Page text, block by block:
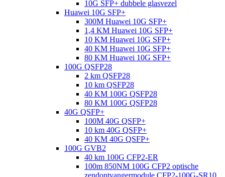
10G SFP+ dubbele glasvezel
Huawei 10G SFP+
300M Huawei 10G SFP+
1,4 KM Huawei 10G SFP+
10 KM Huawei 10G SFP+
40 KM Huawei 10G SFP+
80 KM Huawei 10G SFP+
100G QSFP28
2 km QSFP28
10 km QSFP28
40 KM 100G QSFP28
80 KM 100G QSFP28
40G QSFP+
100M 40G QSFP+
10 km 40G QSFP+
40 KM 40G QSFP+
100G GVB2
40 km 100G CFP2-ER
100m 850NM 100G CFP2 optische
zendontvangermodule CFP2-100G-SR10